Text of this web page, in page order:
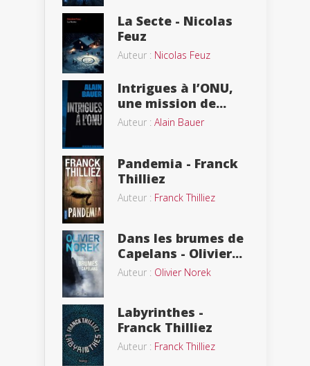
La Secte - Nicolas
Feuz
Auteur : Nicolas Feuz
Intrigues à l’ONU,
une mission de...
Auteur : Alain Bauer
Pandemia - Franck
Thilliez
Auteur : Franck Thilliez
Dans les brumes de
Capelans - Olivier...
Auteur : Olivier Norek
Labyrinthes -
Franck Thilliez
Auteur : Franck Thilliez